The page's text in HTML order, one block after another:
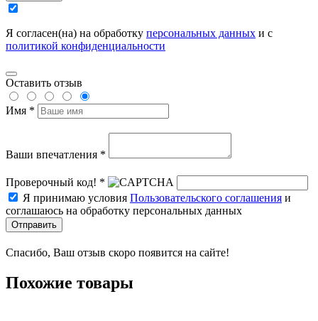
Я согласен(на) на обработку персональных данных и с
политикой конфиденциальности
Оставить отзыв
Имя *
Ваши впечатления *
Проверочный код! *
Я принимаю условия Пользовательского соглашения и
соглашаюсь на обработку персональных данных
Отправить
Спасибо, Ваш отзыв скоро появится на сайте!
Похожие товары